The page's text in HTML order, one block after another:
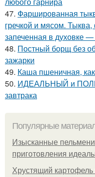
47. Фаршированная
гречкой и мясом.
запеченная в духовке
48. Постный борщ без
зажарки
49. Каша пшеничная,
50. ИДЕАЛЬНЫЙ и
завтрака
Популярные
Изысканные
приготовления
Хрустящий картофель